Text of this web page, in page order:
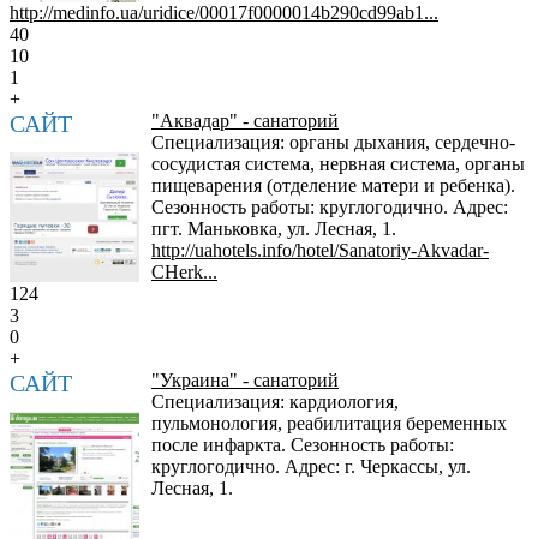
http://medinfo.ua/uridice/00017f0000014b290cd99ab1...
40
10
1
+
САЙТ
"Аквадар" - санаторий
Специализация: органы дыхания, сердечно-
сосудистая система, нервная система, органы
пищеварения (отделение матери и ребенка).
Сезонность работы: круглогодично. Адрес:
пгт. Маньковка, ул. Лесная, 1.
http://uahotels.info/hotel/Sanatoriy-Akvadar-
CHerk...
124
3
0
+
САЙТ
"Украина" - санаторий
Специализация: кардиология,
пульмонология, реабилитация беременных
после инфаркта. Сезонность работы:
круглогодично. Адрес: г. Черкассы, ул.
Лесная, 1.